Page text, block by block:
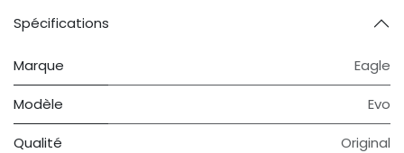
Spécifications
Marque Eagle
Modèle Evo
Qualité Original